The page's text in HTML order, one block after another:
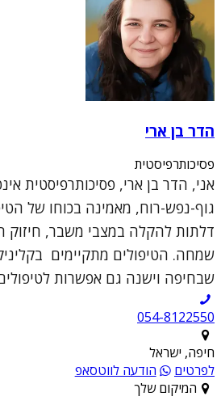
הדר בן ארי
פסיכותרפיסטית
אני, הדר בן ארי, פסיכותרפיסטית
גוף-נפש-רוח, מאמינה בכוחו של
דלתות להקלה במצבי משבר, חיזוק
שמחה. הטיפולים מתקיימים
שבחיפה וישנה גם אפשרות לטיפולים
054-8122550
חיפה, ישראל
לפרטים
הודעה לווטסאפ
המיקום שלך